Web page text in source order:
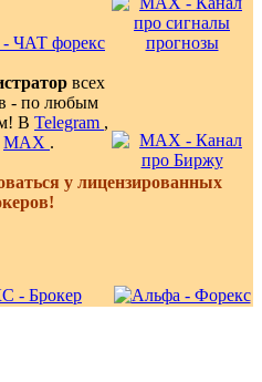
всех
- по любым
В Telegram ,
MAX .
у лицензированных